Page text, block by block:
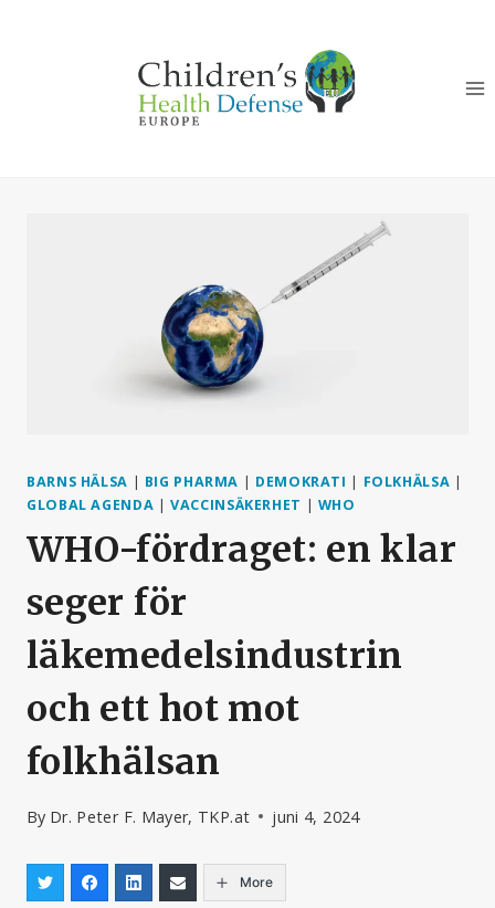
BARNS HÄLSA | BIG PHARMA | DEMOKRATI | FOLKHÄLSA |
GLOBAL AGENDA |VACCINSÄKERHET | WHO
WHO-fördraget: en klar
seger för
läkemedelsindustrin
och ett hot mot
folkhälsan
By Dr. Peter F. Mayer, TKP.at juni 4, 2024
More